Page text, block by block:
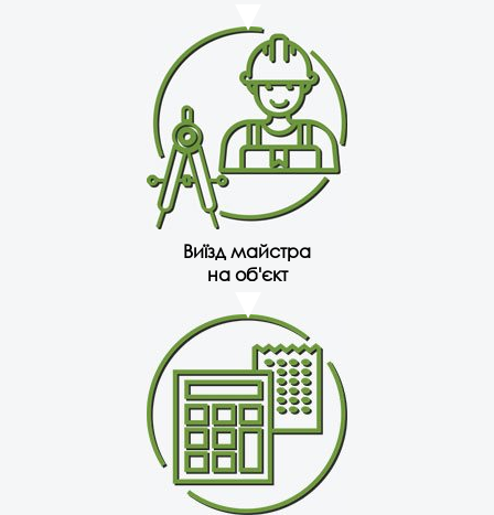
Виїзд майстра
на об'єкт